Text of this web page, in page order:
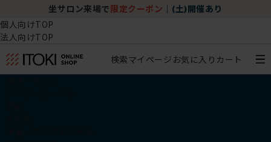
坐サロン来場で 限定クーポン (土)開催あり
個人向けTOP
法人向けTOP
検索マイページ お気に入り カート